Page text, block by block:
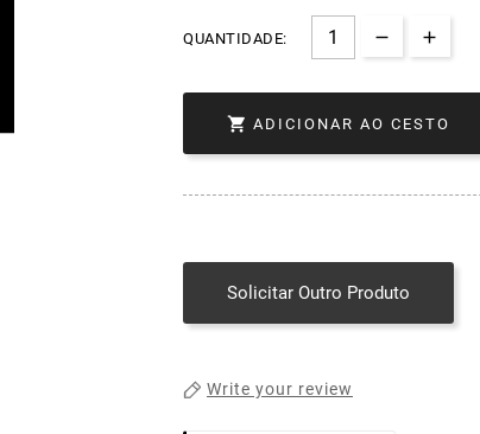
QUANTIDADE:
 ADICIONAR AO CESTO
Solicitar Outro Produto
Write your review